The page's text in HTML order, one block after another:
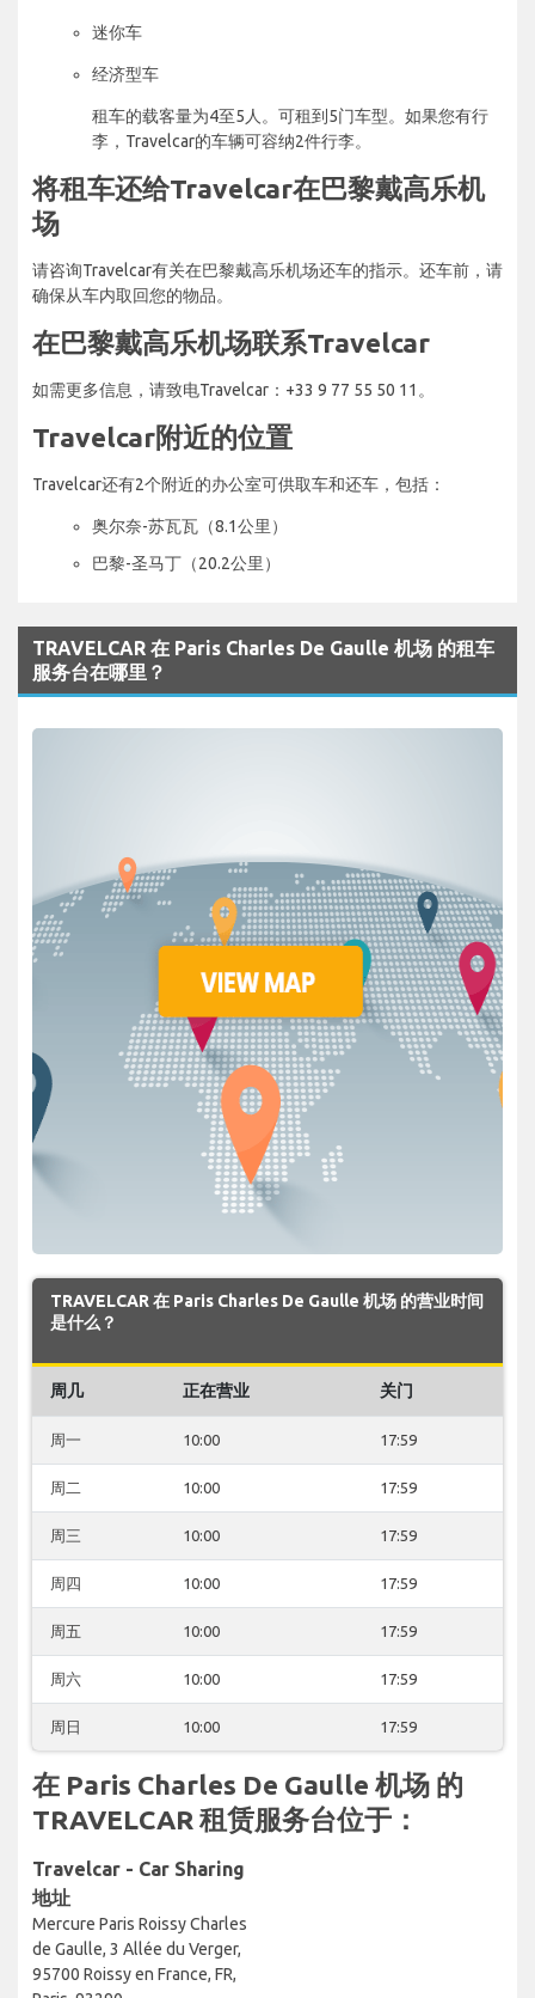
迷你车
经济型车
租车的载客量为4至5人。可租到5门车型。如果您有行
李，Travelcar的车辆可容纳2件行李。
将租车还给Travelcar在巴黎戴高乐机
场
请咨询Travelcar有关在巴黎戴高乐机场还车的指示。还车前，请
确保从车内取回您的物品。
在巴黎戴高乐机场联系Travelcar
如需更多信息，请致电Travelcar：+33 9 77 55 50 11。
Travelcar附近的位置
Travelcar还有2个附近的办公室可供取车和还车，包括：
奥尔奈-苏瓦瓦（8.1公里）
巴黎-圣马丁（20.2公里）
TRAVELCAR 在 Paris Charles De Gaulle 机场 的租车
服务台在哪里？
TRAVELCAR 在 Paris Charles De Gaulle 机场 的营业时间
是什么？
周几 正在营业 关门
周一 10:00 17:59
周二 10:00 17:59
周三 10:00 17:59
周四 10:00 17:59
周五 10:00 17:59
周六 10:00 17:59
周日 10:00 17:59
在 Paris Charles De Gaulle 机场 的
TRAVELCAR 租赁服务台位于：
Travelcar - Car Sharing
地址
Mercure Paris Roissy Charles
de Gaulle, 3 Allée du Verger,
95700 Roissy en France, FR,